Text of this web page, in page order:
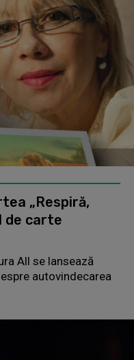
„Respiră,
de carte
All se lansează
autovindecarea